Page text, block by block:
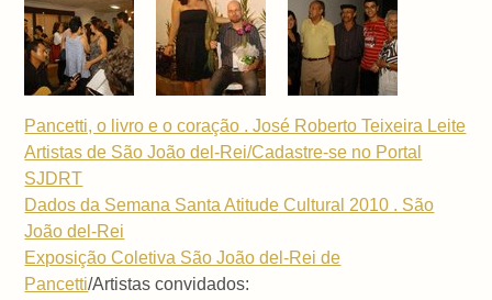
Pancetti, o livro e o coração . José Roberto Teixeira Leite
Artistas de São João del-Rei/Cadastre-se no Portal
SJDRT
Dados da Semana Santa Atitude Cultural 2010 . São
João del-Rei
Exposição Coletiva São João del-Rei de
Pancetti/Artistas convidados: